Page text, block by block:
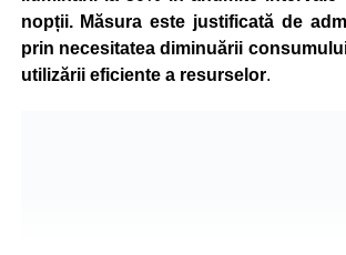
nopții. Măsura este justificată de
prin necesitatea diminuării
utilizării eficiente a resurselor.